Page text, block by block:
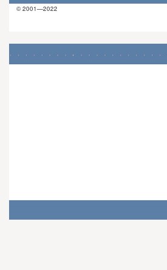
© 2001—2022